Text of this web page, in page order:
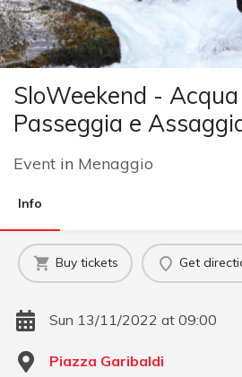
SloWeekend -
Passeggia e
Event in Menaggio
Info
Buy tickets Get
Sun 13/11/2022 at 09:00
Piazza Garibaldi